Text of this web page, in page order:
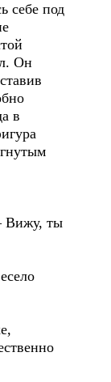
себе под
Он
в
Вижу, ты